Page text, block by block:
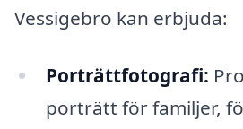
Vessigebro kan erbjuda:
Porträttfotografi:
porträtt för familjer,